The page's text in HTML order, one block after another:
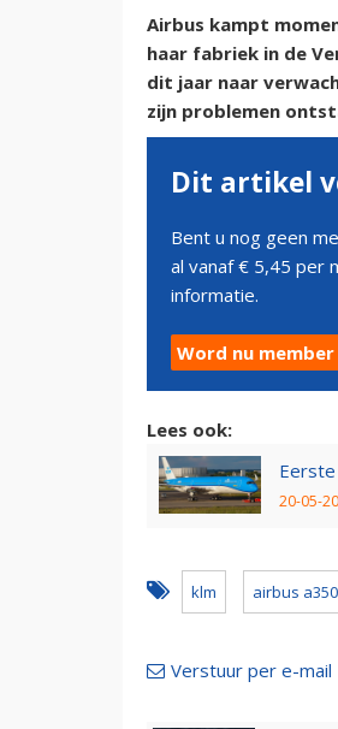
Airbus kampt
haar fabriek in de
dit jaar naar
zijn problemen
Dit artikel
Bent u nog geen
al vanaf € 5,45 per
informatie.
Word nu member
Lees ook:
20-05-
klm airbus a350
Verstuur per e-mail